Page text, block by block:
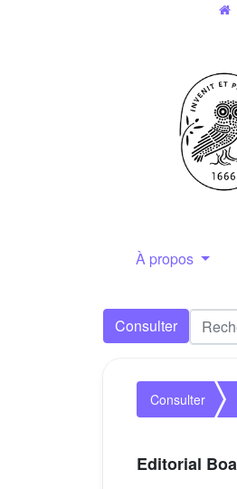
À propos
Consulter
Consulter
Editorial